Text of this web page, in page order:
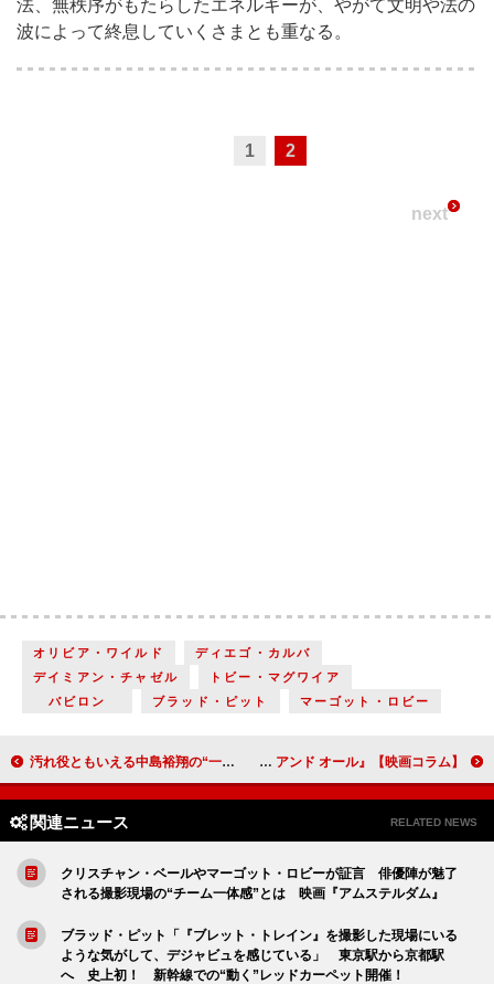
法、無秩序がもたらしたエネルギーが、やがて文明や法の
波によって終息していくさまとも重なる。
1 2
next
オリビア・ワイルド
ディエゴ・カルバ
デイミアン・チャゼル
トビー・マグワイア
バビロン
ブラッド・ピット マーゴット・ロビー
汚れ役ともいえる中島裕翔の“一人芝居”が見ものの『#マンホール』／全編に映画や映画館に対する愛があふれる『銀平町シネマブルース』【映画コラム】 余命わずかなシングルファーザーと息子の新しい家族探しの旅を描く『いつかの君にもわかること』／人食いの若者たちの愛と葛藤を描く『ボーンズ アンド オール』【映画コラム】
関連ニュース RELATED NEWS
クリスチャン・ベールやマーゴット・ロビーが証言 俳優陣が魅了
される撮影現場の“チーム一体感”とは 映画『アムステルダム』
ブラッド・ピット「『ブレット・トレイン』を撮影した現場にいる
ような気がして、デジャビュを感じている」 東京駅から京都駅
へ 史上初！ 新幹線での“動く”レッドカーペット開催！